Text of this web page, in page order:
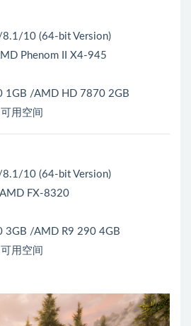
10 (64-bit Version)
Phenom II X4-945
1GB /AMD HD 7870 2GB
用空间
10 (64-bit Version)
FX-8320
3GB /AMD R9 290 4GB
用空间